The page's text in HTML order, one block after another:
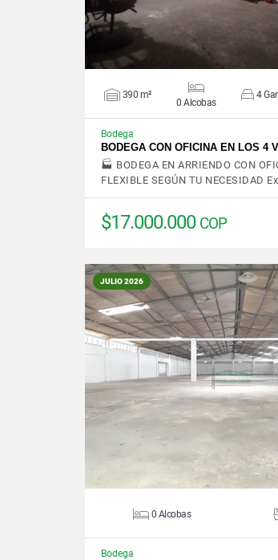
390 m²
0 Alcobas
4
Bodega
BODEGA CON OFICINA EN LOS 4
🏭 BODEGA EN ARRIENDO CON
FLEXIBLE SEGÚN TU NECESIDAD
$17.000.000 COP
JULIO 2026
VER DETALLES
0 Alcobas
Bodega